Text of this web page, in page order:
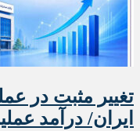
تغییر مثبت در
ایران/ درآمد عملیاتی ۸۰ درصد